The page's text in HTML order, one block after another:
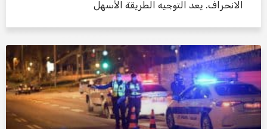
الانحراف. يعد التوجيه الطريقة الأسهل